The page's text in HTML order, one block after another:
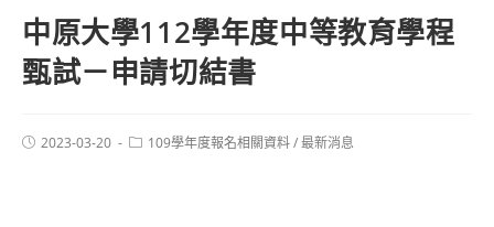
中原大學112學年度中等教育學程
甄試－申請切結書
2023-03-20 109學年度報名相關資料/最新消息